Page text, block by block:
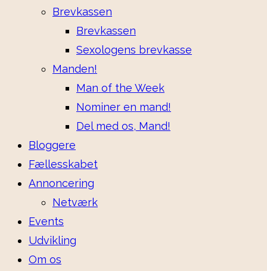
Brevkassen
Brevkassen
Sexologens brevkasse
Manden!
Man of the Week
Nominer en mand!
Del med os, Mand!
Bloggere
Fællesskabet
Annoncering
Netværk
Events
Udvikling
Om os